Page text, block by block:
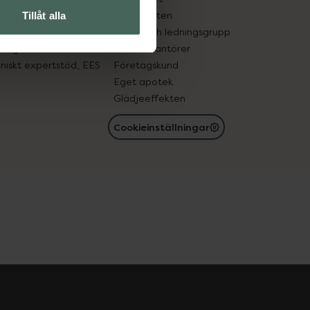
Tillåt alla
in gammal medicin
expertstöd, EES
Samarbeten
Ägare och ledningsgrupp
För leverantörer
Företagskund
Eget apotek
Glädjeeffekten
Cookieinställningar